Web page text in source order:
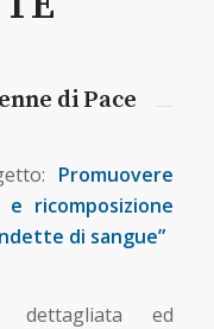
di Pace
Promuovere
e ricomposizione
di sangue”
dettagliata ed